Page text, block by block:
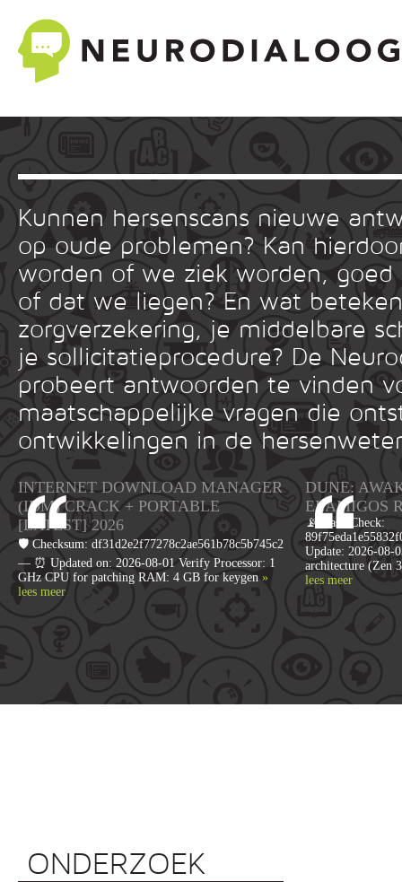
Kunnen hersenscans nieuwe
op oude problemen? Kan
worden of we ziek worden, goed
of dat we liegen? En wat
zorgverzekering, je middelbare
je sollicitatieprocedure? De
probeert antwoorden te vinden
maatschappelijke vragen die
ontwikkelingen in de
INTERNET DOWNLOAD MANAGER
(IDM) CRACK + PORTABLE
[LATEST] 2026
🛡️ Checksum: df31d2e2f77278c2ae561b78c5b745c2
— ⏰ Updated on: 2026-08-01 Verify Processor: 1
GHz CPU for patching RAM: 4 GB for keygen »
lees meer
DUNE:
ELAMIGOS
📡 Hash Check:
Update: 2026-08-
architecture (Zen
lees meer
ONDERZOEK